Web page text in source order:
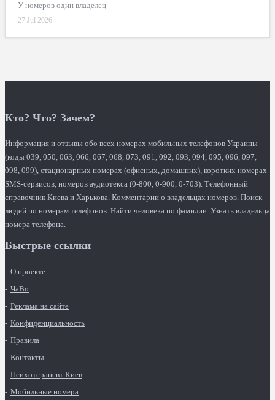
У номеров один владелец
27 Jul 2026
Кто? Что? Зачем?
Информация и отзывы обо всех номерах мобильных телефонов Украины
(коды 039, 050, 063, 066, 067, 068, 073, 091, 092, 093, 094, 095, 096, 097,
098, 099), стационарных номерах (офисных, домашних), коротких номерах
SMS-сервисов, номеров аудиотекса (0-800, 0-900, 0-703). Телефонный
справочник Киева и Харькова. Комментарии о владельцах номеров. Поиск
людей по номерам телефонов. Найти человека по фамилии. Узнать владельца
номера телефона.
Быстрые ссылки
О проекте
ЧаВо
Реклама на сайте
Конфиденциальность
Правила
Контакты
Психотерапевт Киев
Мобильные номера